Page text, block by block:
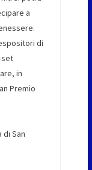
a
di
set
in
Premio
San